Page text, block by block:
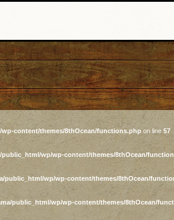
content/themes/8thOcean/functions.phpon line57
wp/wp-content/themes/8thOcean/
public_html/wp/wp-content/themes/8thOcean/
public_html/wp/wp-content/themes/8thOcean/